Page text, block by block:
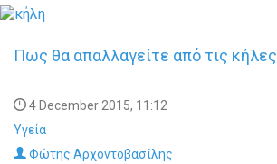
Πως θα απαλλαγείτε από τις κήλες
4 December 2015, 11:12
Υγεία
Φώτης Αρχοντοβασίλης